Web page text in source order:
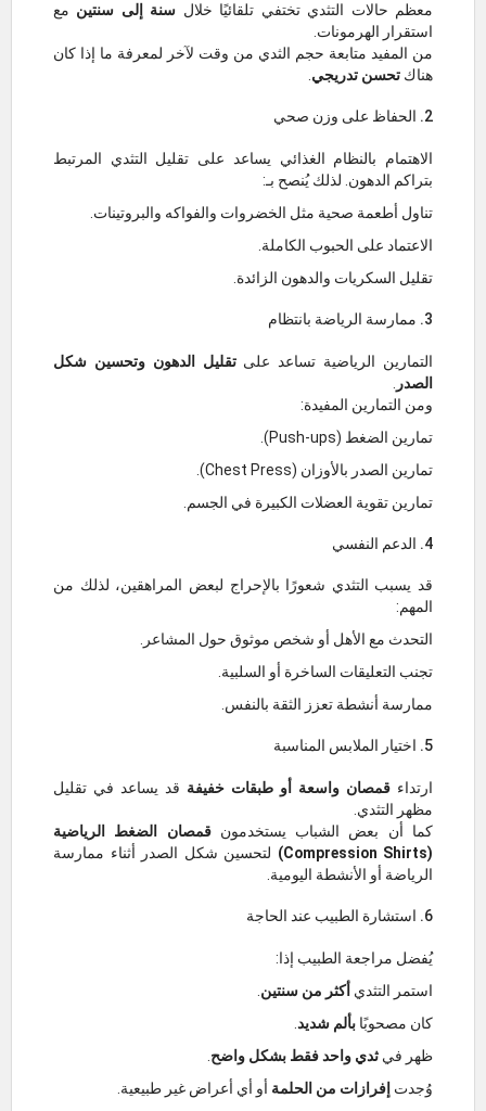
معظم حالات التثدي تختفي تلقائيًا خلال سنة إلى سنتين مع
استقرار الهرمونات.
من المفيد متابعة حجم الثدي من وقت لآخر لمعرفة ما إذا كان
هناك تحسن تدريجي.
2. الحفاظ على وزن صحي
الاهتمام بالنظام الغذائي يساعد على تقليل التثدي المرتبط
بتراكم الدهون. لذلك يُنصح بـ:
تناول أطعمة صحية مثل الخضروات والفواكه والبروتينات.
الاعتماد على الحبوب الكاملة.
تقليل السكريات والدهون الزائدة.
3. ممارسة الرياضة بانتظام
التمارين الرياضية تساعد علىتقليل الدهون وتحسين شكل
الصدر
ومن التمارين المفيدة:
تمارين الضغط (Push-ups).
تمارين الصدر بالأوزان (Chest Press).
تمارين تقوية العضلات الكبيرة في الجسم.
4. الدعم النفسي
قد يسبب التثدي شعورًا بالإحراج لبعض المراهقين، لذلك من
المهم:
التحدث مع الأهل أو شخص موثوق حول المشاعر.
تجنب التعليقات الساخرة أو السلبية.
ممارسة أنشطة تعزز الثقة بالنفس.
5. اختيار الملابس المناسبة
ارتداء قمصان واسعة أو طبقات خفيفة قد يساعد في تقليل
مظهر التثدي.
كما أن بعض الشباب يستخدمونقمصان الضغط الرياضية
(Compression Shirts)
لتحسين شكل الصدر أثناء ممارسة
الرياضة أو الأنشطة اليومية.
6. استشارة الطبيب عند الحاجة
يُفضل مراجعة الطبيب إذا:
استمر التثدي أكثر من سنتين
كان مصحوبًا بألم شديد
ظهر في ثدي واحد فقط بشكل واضح
وُجدت إفرازات من الحلمة أو أي أعراض غير طبيعية.